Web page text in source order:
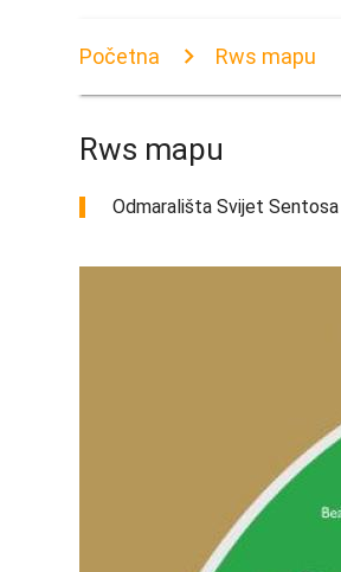
Početna Rws mapu
Rws mapu
Odmarališta Svijet Sentosa